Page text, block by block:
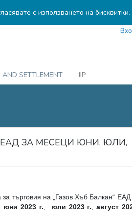
с използването на бисквитки.
AND SETTLEMENT IIP
ЕАД ЗА МЕСЕЦИ ЮНИ, ЮЛИ,
търговия на „Газов Хъб Балкан“
юни 2023 г., юли 2023 г.,август